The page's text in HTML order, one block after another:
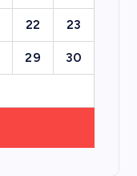
22 23
29 30